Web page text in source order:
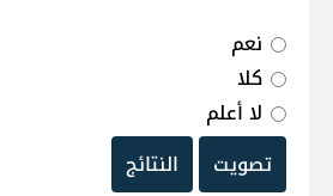
نعم
كلا
لا أعلم
تصويت
النتائج